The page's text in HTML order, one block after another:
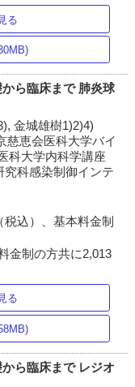
る
ら臨床まで 肺炎球
金城雄樹1)2)4)
慈恵会医科大学バイ
科大学内科学講座
究科感染制御インテ
込）、基本料金制
金制の方共に2,013
る
ら臨床まで レジオ